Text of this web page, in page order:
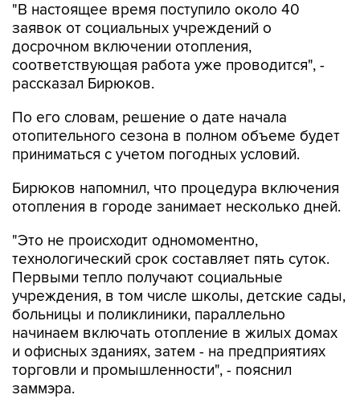
"В настоящее время поступило около 40
заявок от социальных учреждений о
досрочном включении отопления,
соответствующая работа уже проводится", -
рассказал Бирюков.
По его словам, решение о дате начала
отопительного сезона в полном объеме будет
приниматься с учетом погодных условий.
Бирюков напомнил, что процедура включения
отопления в городе занимает несколько дней.
"Это не происходит одномоментно,
технологический срок составляет пять суток.
Первыми тепло получают социальные
учреждения, в том числе школы, детские сады,
больницы и поликлиники, параллельно
начинаем включать отопление в жилых домах
и офисных зданиях, затем - на предприятиях
торговли и промышленности", - пояснил
заммэра.